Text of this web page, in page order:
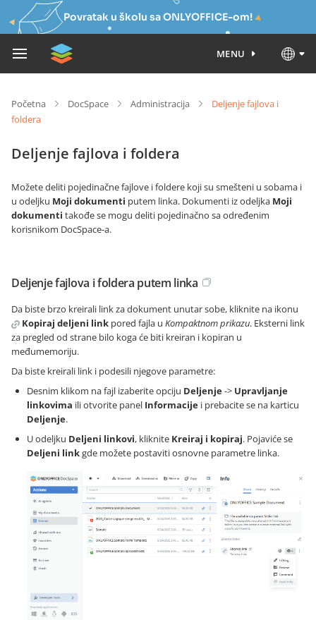
Povratak u školu sa ONLYOFFICE-om!
MENU
Početna DocSpace Administracija
Deljenje fajlova i
foldera
Deljenje fajlova i foldera
Možete deliti pojedinačne fajlove i foldere koji su smešteni u sobama i
u odeljku Moji dokumenti putem linka. Dokumenti iz odeljka Moji
dokumenti takođe se mogu deliti pojedinačno sa određenim
korisnikom DocSpace-a.
Deljenje fajlova i foldera putem linka
Da biste brzo kreirali link za dokument unutar sobe, kliknite na ikonu
Kopiraj deljeni link pored fajla u Kompaktnom prikazu. Eksterni link
za pregled od strane bilo koga će biti kreiran i kopiran u
međumemoriju.
Da biste kreirali link i podesili njegove parametre:
Desnim klikom na fajl izaberite opciju Deljenje-> Upravljanje
linkovima ili otvorite panel Informacije i prebacite se na karticu
Deljenje.
U odeljku Deljeni linkovi, kliknite Kreiraj i kopiraj. Pojaviće se
Deljeni linkgde možete postaviti osnovne parametre linka.